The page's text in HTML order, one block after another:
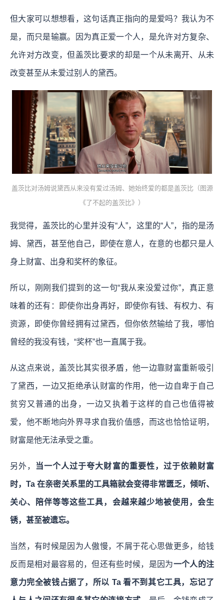
但大家可以想想看，这句话真正指向的是爱吗？我认为不
是，而只是输赢。因为真正爱一个人，是允许对方复杂、
允许对方改变，但盖茨比要求的却是一个从未离开、从未
改变甚至从未爱过别人的黛西。
盖茨比对汤姆说黛西从来没有爱过汤姆、她始终爱的都是盖茨比（图源
《了不起的盖茨比》）
我觉得，盖茨比的心里并没有“人”，这里的“人”，指的是汤
姆、黛西，甚至他自己，即使在意人，在意的也都只是人
身上财富、出身和奖杯的象征。
所以，刚刚我们提到的这一句“我从来没爱过你”，真正意
味着的还有：即使你出身再好，即使你有钱、有权力、有
资源，即使你曾经拥有过黛西，但你依然输给了我，哪怕
曾经的我没有钱，“奖杯”也一直属于我。
从这点来说，盖茨比其实很矛盾，他一边靠财富重新吸引
了黛西，一边又拒绝承认财富的作用，他一边自卑于自己
贫穷又普通的出身，一边又执着于这样的自己也值得被
爱，他不断地向外界寻求自我价值感，而这也恰恰证明，
财富是他无法承受之重。
另外， 当一个人过于夸大财富的重要性，过于依赖财富
时，Ta 在亲密关系里的工具箱就会变得非常匮乏，倾听、
关心、陪伴等等这些工具，会越来越少地被使用，会生
锈，甚至被遗忘。
当然，有时候是因为人傲慢，不屑于花心思做更多，给钱
反而是相对最容易的，但还有些时候，是因为一个人的注
意力完全被钱占据了，所以 Ta 看不到其它工具，忘记了